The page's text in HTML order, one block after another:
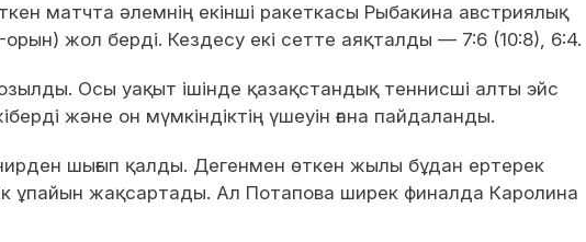
матчта әлемнің екінші ракеткасы Рыбакина австриялық
орын) жол берді. Кездесу екі сетте аяқталды — 7:6 (10:8), 6:4.
Осы уақыт ішінде қазақстандық теннисші алты эйс
және он мүмкіндіктің үшеуін ғана пайдаланды.
шығып қалды. Дегенмен өткен жылы бұдан ертерек
ұпайын жақсартады. Ал Потапова ширек финалда Каролина